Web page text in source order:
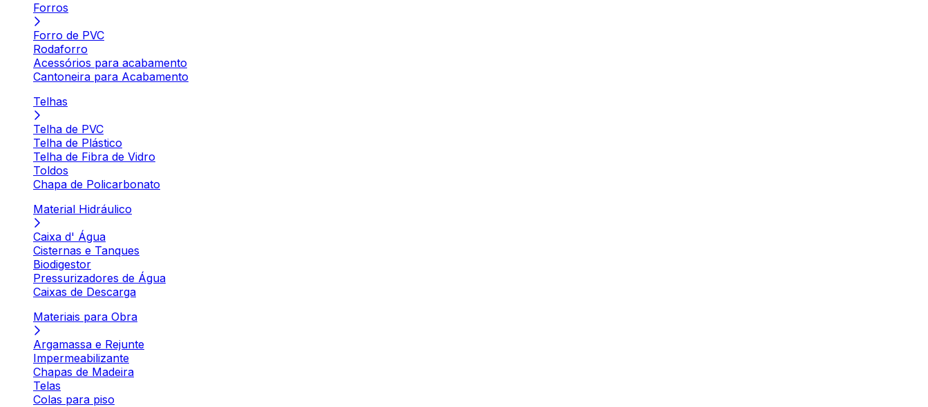
Forros
Forro de PVC
Rodaforro
Acessórios para acabamento
Cantoneira para Acabamento
Telhas
Telha de PVC
Telha de Plástico
Telha de Fibra de Vidro
Toldos
Chapa de Policarbonato
Material Hidráulico
Caixa d' Água
Cisternas e Tanques
Biodigestor
Pressurizadores de Água
Caixas de Descarga
Materiais para Obra
Argamassa e Rejunte
Impermeabilizante
Chapas de Madeira
Telas
Colas para piso